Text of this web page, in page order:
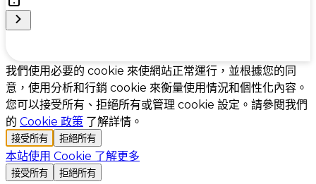
Cookie Preferences
我們使用必要的 cookie 來使網站正常運行，並根據您的同
意，使用分析和行銷 cookie 來衡量使用情況和個性化內容。
您可以接受所有、拒絕所有或管理 cookie 設定。請參閱我們
的 Cookie 政策 了解詳情。
接受所有 拒絕所有
本站使用 Cookie 了解更多
接受所有 拒絕所有